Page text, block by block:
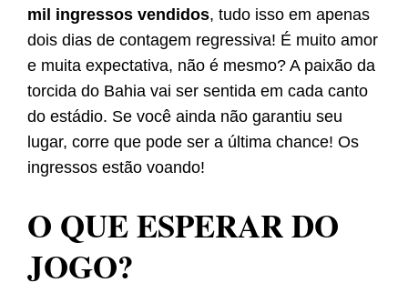
mil ingressos vendidos, tudo isso em apenas
dois dias de contagem regressiva! É muito amor
e muita expectativa, não é mesmo? A paixão da
torcida do Bahia vai ser sentida em cada canto
do estádio. Se você ainda não garantiu seu
lugar, corre que pode ser a última chance! Os
ingressos estão voando!
O QUE ESPERAR DO
JOGO?